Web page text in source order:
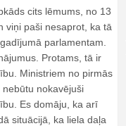
cits lēmums, no 13
viņi paši nesaprot, ka tā
parlamentam.
Protams, tā ir
Ministriem no pirmās
nokavējuši
Es domāju, ka arī
situācijā, ka liela daļa